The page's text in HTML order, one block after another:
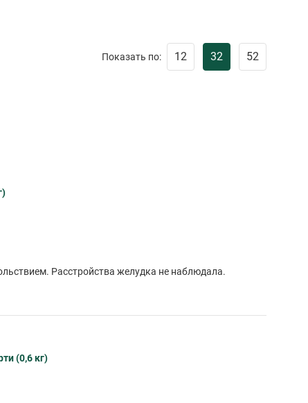
Показать по: 12 32 52
Расстройства желудка не наблюдала.
(0,6 кг)